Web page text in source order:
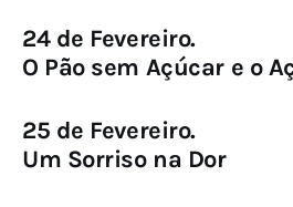
24 de Fevereiro.
O Pão sem Açúcar e o
25 de Fevereiro.
Um Sorriso na Dor